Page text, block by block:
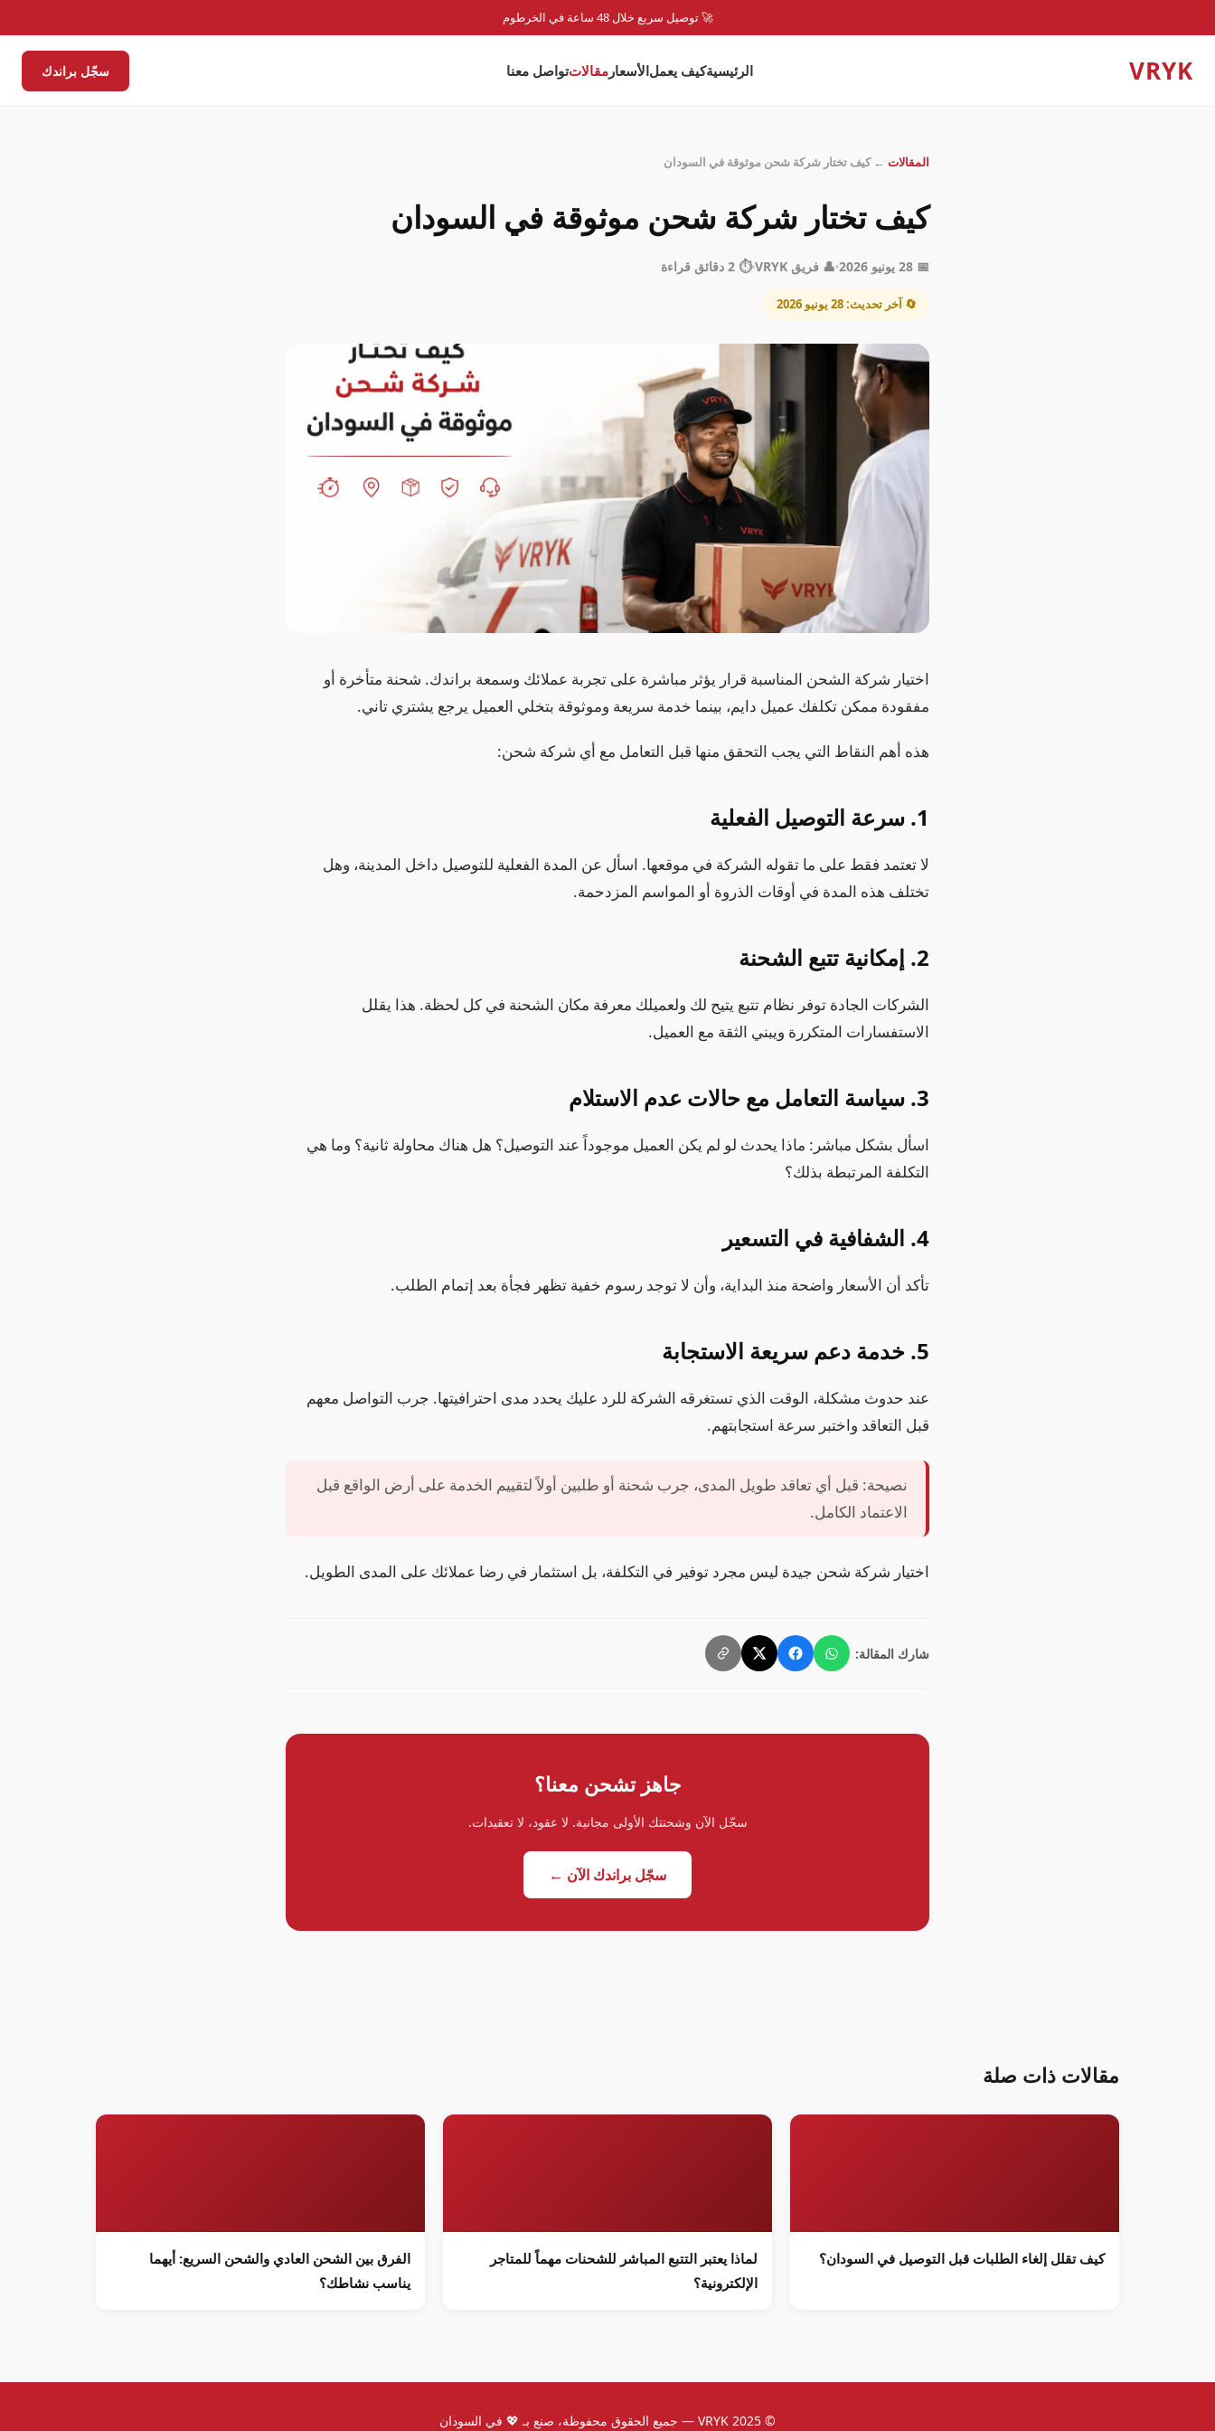
🚀 توصيل سريع خلال 48 ساعة في الخرطوم
VRYK الرئيسيةكيف يعملالأسعارمقالاتتواصل معنا سجّل براندك
المقالات ← كيف تختار شركة شحن موثوقة في السودان
كيف تختار شركة شحن موثوقة في السودان
📅 28 يونيو 2026 👤 فريق VRYK ⏱️ 2 دقائق قراءة
🔄 آخر تحديث: 28 يونيو 2026
اختيار شركة الشحن المناسبة قرار يؤثر مباشرة على تجربة عملائك وسمعة براندك. شحنة متأخرة أو
مفقودة ممكن تكلفك عميل دايم، بينما خدمة سريعة وموثوقة بتخلي العميل يرجع يشتري تاني.
هذه أهم النقاط التي يجب التحقق منها قبل التعامل مع أي شركة شحن:
1. سرعة التوصيل الفعلية
لا تعتمد فقط على ما تقوله الشركة في موقعها. اسأل عن المدة الفعلية للتوصيل داخل المدينة، وهل
تختلف هذه المدة في أوقات الذروة أو المواسم المزدحمة.
2. إمكانية تتبع الشحنة
الشركات الجادة توفر نظام تتبع يتيح لك ولعميلك معرفة مكان الشحنة في كل لحظة. هذا يقلل
الاستفسارات المتكررة ويبني الثقة مع العميل.
3. سياسة التعامل مع حالات عدم الاستلام
اسأل بشكل مباشر: ماذا يحدث لو لم يكن العميل موجوداً عند التوصيل؟ هل هناك محاولة ثانية؟ وما هي
التكلفة المرتبطة بذلك؟
4. الشفافية في التسعير
تأكد أن الأسعار واضحة منذ البداية، وأن لا توجد رسوم خفية تظهر فجأة بعد إتمام الطلب.
5. خدمة دعم سريعة الاستجابة
عند حدوث مشكلة، الوقت الذي تستغرقه الشركة للرد عليك يحدد مدى احترافيتها. جرب التواصل معهم
قبل التعاقد واختبر سرعة استجابتهم.
نصيحة: قبل أي تعاقد طويل المدى، جرب شحنة أو طلبين أولاً لتقييم الخدمة على أرض الواقع قبل
الاعتماد الكامل.
اختيار شركة شحن جيدة ليس مجرد توفير في التكلفة، بل استثمار في رضا عملائك على المدى الطويل.
شارك المقالة:
جاهز تشحن معنا؟
سجّل الآن وشحنتك الأولى مجانية. لا عقود، لا تعقيدات.
سجّل براندك الآن ←
مقالات ذات صلة
كيف تقلل إلغاء الطلبات قبل التوصيل في السودان؟
لماذا يعتبر التتبع المباشر للشحنات مهماً للمتاجر
الإلكترونية؟
الفرق بين الشحن العادي والشحن السريع: أيهما
يناسب نشاطك؟
© 2025 VRYK — جميع الحقوق محفوظة، صنع بـ 💖 في السودان